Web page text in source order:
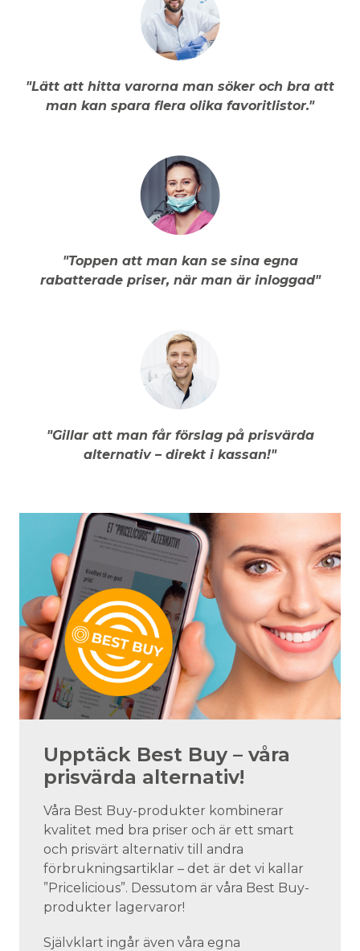
"Lätt att hitta varorna man söker och bra att
man kan spara flera olika favoritlistor."
"Toppen att man kan se sina egna
rabatterade priser, när man är inloggad"
"Gillar att man får förslag på prisvärda
alternativ – direkt i kassan!"
Upptäck Best Buy – våra
prisvärda alternativ!
Våra Best Buy-produkter kombinerar
kvalitet med bra priser och är ett smart
och prisvärt alternativ till andra
förbrukningsartiklar – det är det vi kallar
”Pricelicious”. Dessutom är våra Best Buy-
produkter lagervaror!
Självklart ingår även våra egna